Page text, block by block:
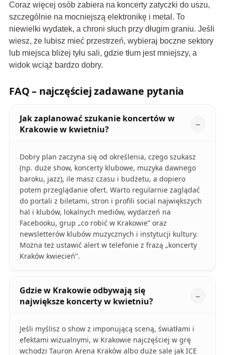
Coraz więcej osób zabiera na koncerty zatyczki do uszu,
szczególnie na mocniejszą elektronikę i metal. To
niewielki wydatek, a chroni słuch przy długim graniu. Jeśli
wiesz, że lubisz mieć przestrzeń, wybieraj boczne sektory
lub miejsca bliżej tyłu sali, gdzie tłum jest mniejszy, a
widok wciąż bardzo dobry.
FAQ – najczęściej zadawane pytania
Jak zaplanować szukanie koncertów w
Krakowie w kwietniu?
Dobry plan zaczyna się od określenia, czego szukasz
(np. duże show, koncerty klubowe, muzyka dawnego
baroku, jazz), ile masz czasu i budżetu, a dopiero
potem przeglądanie ofert. Warto regularnie zaglądać
do portali z biletami, stron i profili social największych
hal i klubów, lokalnych mediów, wydarzeń na
Facebooku, grup „co robić w Krakowie” oraz
newsletterów klubów muzycznych i instytucji kultury.
Można też ustawić alert w telefonie z frazą „koncerty
Kraków kwiecień”.
Gdzie w Krakowie odbywają się
największe koncerty w kwietniu?
Jeśli myślisz o show z imponującą sceną, światłami i
efektami wizualnymi, w Krakowie najczęściej w grę
wchodzi Tauron Arena Kraków albo duże sale jak ICE